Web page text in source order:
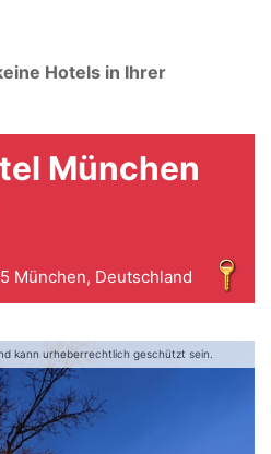
Hotels in Ihrer
München
München, Deutschland
kann urheberrechtlich geschützt sein.